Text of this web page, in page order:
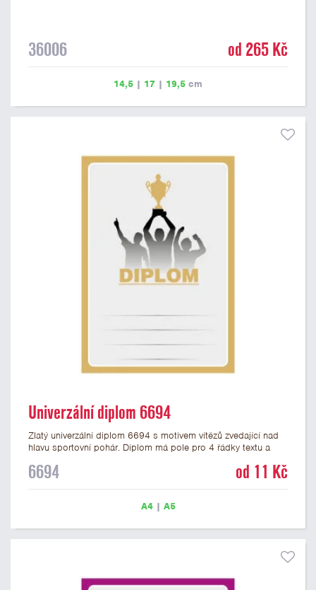
36006 od 265 Kč
14,5 | 17 | 19,5 cm
Univerzální diplom 6694
Zlatý univerzální diplom 6694 s motivem vítězů zvedající nad
hlavu sportovní pohár. Diplom má pole pro 4 řádky textu a
formátu A4 a A5. Tento univerzální diplom je vhodný pro
motivem vítězů s pohárem má gramáž 250 g/m2.
6694 od 11 Kč
A4| A5